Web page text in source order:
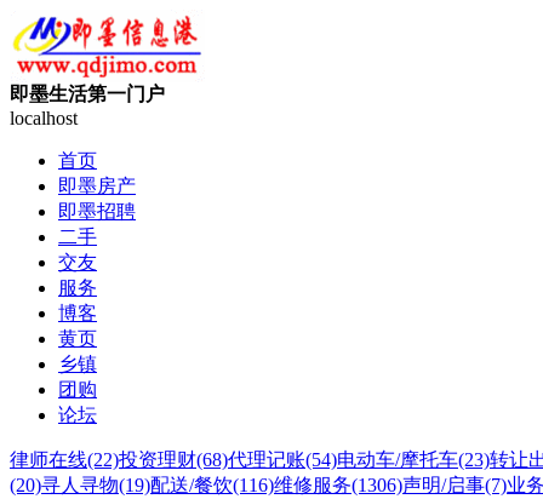
即墨生活第一门户
localhost
首页
即墨房产
即墨招聘
二手
交友
服务
博客
黄页
乡镇
团购
论坛
律师在线(22)投资理财(68)代理记账(54)电动车/摩托车(23)转让
(20)寻人寻物(19)配送/餐饮(116)维修服务(1306)声明/启事(7)业